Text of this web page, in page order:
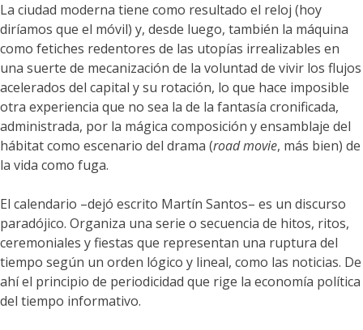
La ciudad moderna tiene como resultado el reloj (hoy
diríamos que el móvil) y, desde luego, también la máquina
como fetiches redentores de las utopías irrealizables en
una suerte de mecanización de la voluntad de vivir los flujos
acelerados del capital y su rotación, lo que hace imposible
otra experiencia que no sea la de la fantasía cronificada,
administrada, por la mágica composición y ensamblaje del
hábitat como escenario del drama (road movie, más bien) de
la vida como fuga.
El calendario –dejó escrito Martín Santos– es un discurso
paradójico. Organiza una serie o secuencia de hitos, ritos,
ceremoniales y fiestas que representan una ruptura del
tiempo según un orden lógico y lineal, como las noticias. De
ahí el principio de periodicidad que rige la economía política
del tiempo informativo.